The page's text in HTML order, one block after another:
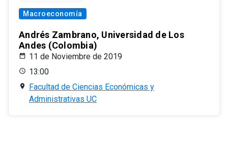
Macroeconomía
Andrés Zambrano, Universidad de Los
Andes (Colombia)
11 de Noviembre de 2019
13:00
Facultad de Ciencias Económicas y
Administrativas UC